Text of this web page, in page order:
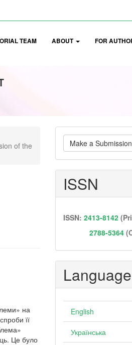
TEAM ABOUT FOR
of the
на
її
Це було
Make
a Make a Submission
ISSN
ISSN: 2413-8142
2788-5364
Language
English
Українська